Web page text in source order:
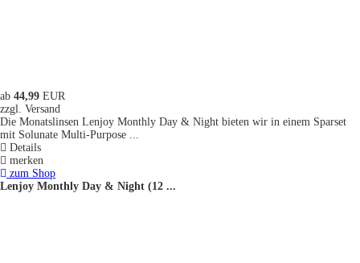
ab 44,99 EUR
zzgl. Versand
Die Monatslinsen Lenjoy Monthly Day & Night bieten wir in einem Sparset
mit Solunate Multi-Purpose ...
Details
merken
zum Shop
Lenjoy Monthly Day & Night (12 ...